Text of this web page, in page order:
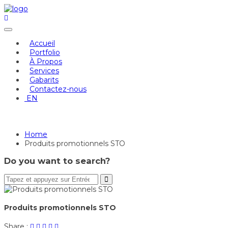
Skip
to
content
Accueil
Portfolio
À Propos
Services
Gabarits
Contactez-nous
EN
Home
Produits promotionnels STO
Do you want to search?
Produits promotionnels STO
Share
Post
Share
Pin